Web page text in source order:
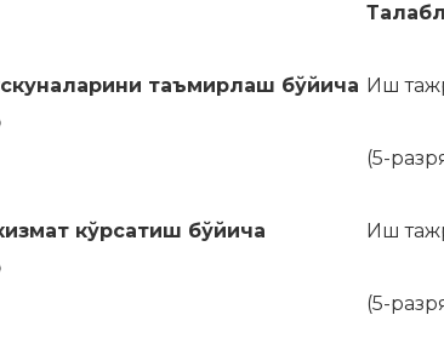
таъмирлаш бўйича Иш
(5-
кўрсатиш бўйича
Иш
(5-